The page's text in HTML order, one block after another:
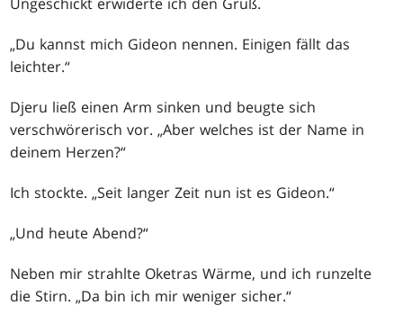
„Du kannst mich Gideon nennen. Einigen fällt das
leichter.“
Djeru ließ einen Arm sinken und beugte sich
verschwörerisch vor. „Aber welches ist der Name in
deinem Herzen?“
Ich stockte. „Seit langer Zeit nun ist es Gideon.“
„Und heute Abend?“
Neben mir strahlte Oketras Wärme, und ich runzelte
die Stirn. „Da bin ich mir weniger sicher.“